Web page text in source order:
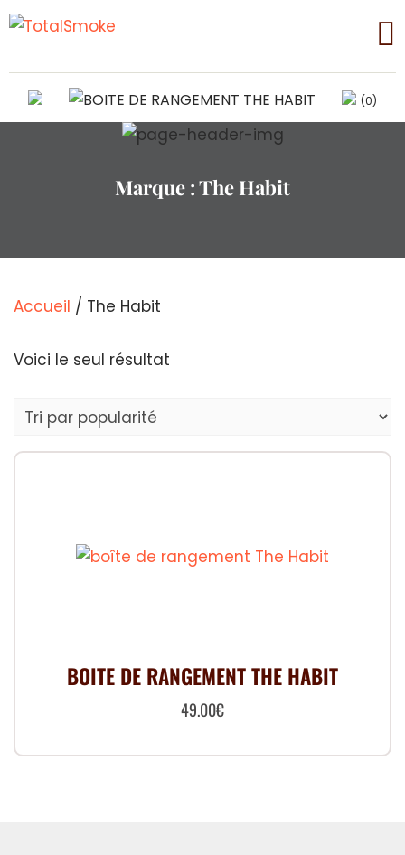
(0)
Marque :The Habit
Accueil / The Habit
Voici le seul résultat
BOITE DE RANGEMENT THE HABIT
49.00€